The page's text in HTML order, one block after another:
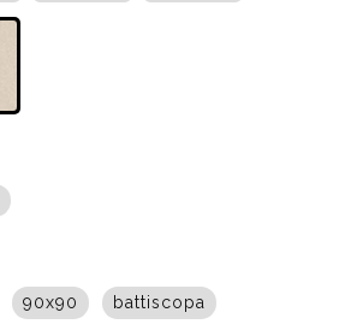
90x90 battiscopa